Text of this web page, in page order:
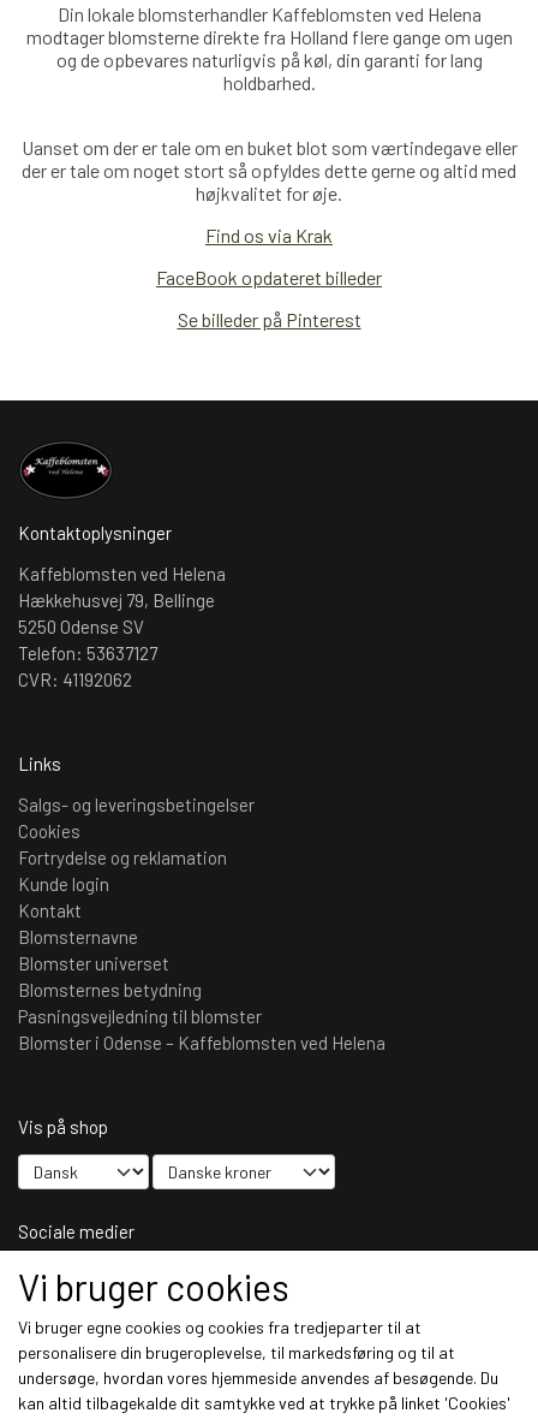
Din lokale blomsterhandler Kaffeblomsten ved Helena
modtager blomsterne direkte fra Holland fleregange om ugen
og de opbevares naturligvis på køl, din garanti for lang
holdbarhed.
Uanset om der er tale om en buket blot som værtindegave eller
der er tale om noget stort så opfyldes dette gerne og altid med
højkvalitet for øje.
Find os via Krak
FaceBook opdateret billeder
Se billeder på Pinterest
Kontaktoplysninger
Kaffeblomsten ved Helena
Hækkehusvej 79, Bellinge
5250 Odense SV
Telefon: 53637127
CVR: 41192062
Links
Salgs- og leveringsbetingelser
Cookies
Fortrydelse og reklamation
Kunde login
Kontakt
Blomsternavne
Blomster universet
Blomsternes betydning
Pasningsvejledning til blomster
Blomster i Odense – Kaffeblomsten ved Helena
Vis på shop
Sociale medier
Modtag vores nyhedsbrev via e-mail
Vi bruger cookies
Vi bruger egne cookies og cookies fra tredjeparter til at
personalisere din brugeroplevelse, til markedsføring og til at
undersøge, hvordan vores hjemmeside anvendes af besøgende. Du
kan altid tilbagekalde dit samtykke ved at trykke på linket 'Cookies'